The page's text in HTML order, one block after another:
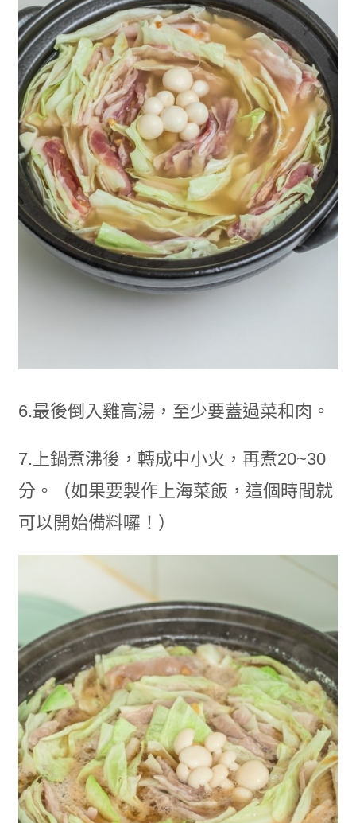
6.最後倒入雞高湯，至少要蓋過菜和肉。
7.上鍋煮沸後，轉成中小火，再煮20~30
分。（如果要製作上海菜飯，這個時間就
可以開始備料囉！）